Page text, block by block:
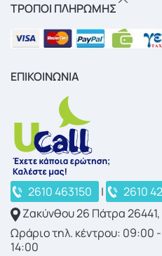
ΤΡΟΠΟΙ ΠΛΗΡΩΜΗΣ
ΕΠΙΚΟΙΝΩΝΙΑ
2610 463150 |
2610
Ζακύνθου 26 Πάτρα
Ωράριο τηλ. κέντρου: 09:00
14:00